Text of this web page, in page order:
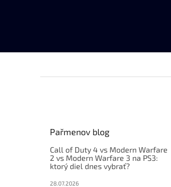
Pařmenov blog
Call of Duty 4 vs Modern Warfare
2 vs Modern Warfare 3 na PS3:
ktorý diel dnes vybrať?
28.07.2026